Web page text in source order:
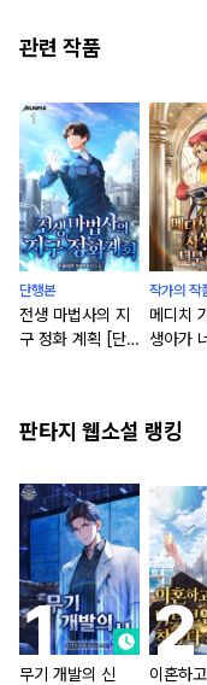
관련 작품
단행본
전생 마법사의 지
구 정화 계획 [단
작가의 작
메디치
생아가
판타지 웹소설 랭킹
무기 개발의 신
이혼하